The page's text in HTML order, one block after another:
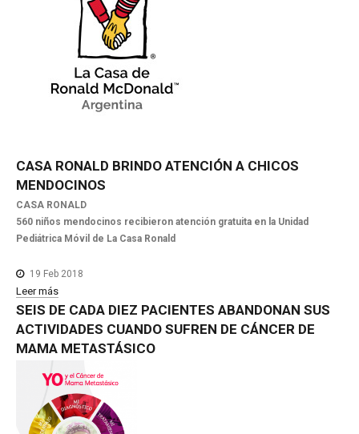
CASA RONALD BRINDO ATENCIÓN A CHICOS
MENDOCINOS
CASA RONALD
560 niños mendocinos recibieron atención gratuita en la Unidad
Pediátrica Móvil de La Casa Ronald
19 Feb 2018
Leer más
SEIS DE CADA DIEZ PACIENTES ABANDONAN SUS
ACTIVIDADES CUANDO SUFREN DE CÁNCER DE
MAMA METASTÁSICO